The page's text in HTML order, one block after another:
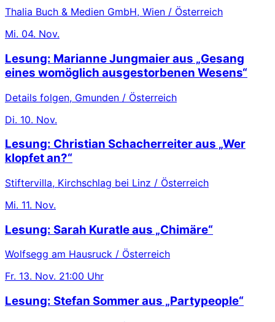
Thalia Buch & Medien GmbH, Wien / Österreich
Mi. 04. Nov.
Lesung: Marianne Jungmaier aus „Gesang
eines womöglich ausgestorbenen Wesens“
Details folgen, Gmunden / Österreich
Di. 10. Nov.
Lesung: Christian Schacherreiter aus „Wer
klopfet an?“
Stiftervilla, Kirchschlag bei Linz / Österreich
Mi. 11. Nov.
Lesung: Sarah Kuratle aus „Chimäre“
Wolfsegg am Hausruck / Österreich
Fr. 13. Nov. 21:00 Uhr
Lesung: Stefan Sommer aus „Partypeople“